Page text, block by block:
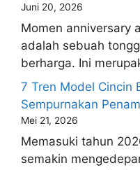
Juni 20, 2026
Momen anniversary
adalah sebuah
berharga. Ini
7 Tren Model Cincin
Sempurnakan
Mei 21, 2026
Memasuki tahun
semakin